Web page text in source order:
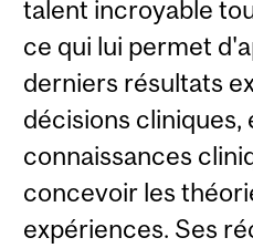
talent incroyable
ce qui lui permet
derniers résultats
décisions cliniques,
connaissances
concevoir les
expériences. Ses